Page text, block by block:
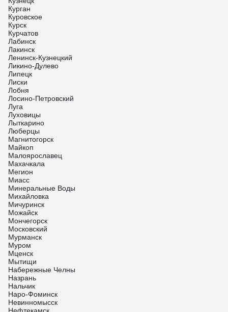
Курган
Куровское
Курск
Курчатов
Лабинск
Лакинск
Ленинск-Кузнецкий
Ликино-Дулево
Липецк
Лиски
Лобня
Лосино-Петровский
Луга
Луховицы
Лыткарино
Люберцы
Магнитогорск
Майкоп
Малоярославец
Махачкала
Мегион
Миасс
Минеральные Воды
Михайловка
Мичуринск
Можайск
Мончегорск
Московский
Мурманск
Муром
Мценск
Мытищи
Набережные Челны
Назрань
Нальчик
Наро-Фоминск
Невинномысск